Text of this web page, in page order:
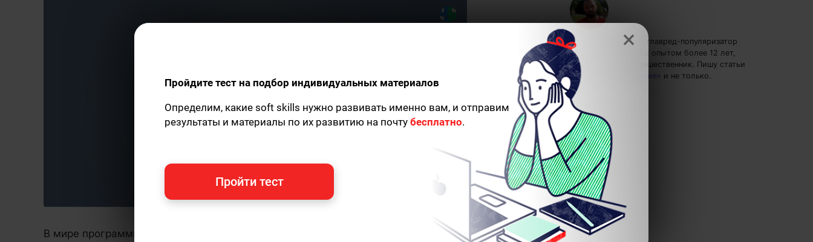
Кирилл Ногалес — главред-популяризатор
экспертных знаний с опытом более 12 лет,
главред 4brain, путешественник. Пишу статьи
по теме
«Образование» и не только.
В мире программирования технические навыки остаются основой профессии, но
×
Пройдите тест на подбор индивидуальных материалов
Определим, какие soft skills нужно развивать именно вам, и отправим
результаты и материалы по их развитию на почту бесплатно.
Пройти тест